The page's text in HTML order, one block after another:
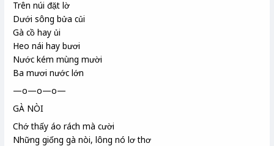
Trên núi đặt lờ
Dưới sông bửa củi
Gà cồ hay ủi
Heo nái hay bươi
Nước kém mùng mười
Ba mươi nước lớn
—o—o—o—
GÀ NÒI
Chớ thấy áo rách mà cười
Những giống gà nòi, lông nó lơ thơ